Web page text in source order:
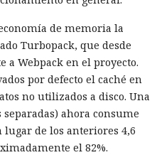
y este la ejecutó al
interacción de cliente
Michael Bargury, de entre
Atlas contaba con
aun así consiguieron
—de Google,
de memoria la
Turbopack, que desde
a Webpack en el proyecto.
por defecto el caché en
no utilizados a disco. Una
ahora consume
lugar de los anteriores 4,6
el 82%.